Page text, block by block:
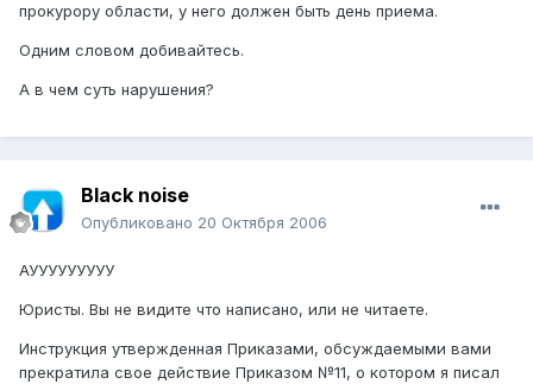
прокурору области, у него должен быть день приема.
Одним словом добивайтесь.
А в чем суть нарушения?
Black noise
Опубликовано 20 Октября 2006
АУУУУУУУУУ
Юристы. Вы не видите что написано, или не читаете.
Инструкция утвержденная Приказами, обсуждаемыми вами
прекратила свое действие Приказом №11, о котором я писал